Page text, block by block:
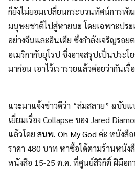
ก็ยังไม่ยอมเปลี่ยนกระบวนทัศน์การพั
มนุษยชาติไปสู่หายนะ โดยเฉพาะปร
อย่างจีนและอินเดีย ซึ่งกำลังเจริญรอ
อเมริกากับยุโรป ซึ่งอาจสรุปเป็นประโ
มาก่อน เอาไว้เรารวยแล้วค่อยว่ากันเรื่
แวะมาแจ้งข่าวดีว่า “ล่มสลาย” ฉบับ
เยี่ยมเรื่อง Collapse ของ Jared
แล้วโดย สนพ. Oh My God ค่ะ หนังสื
ราคา 480 บาท หาซื้อได้ตามร้านหนัง
หนังสือ 15-25 ต.ค. ที่ศูนย์สิริกิติ์ ฝีมือ